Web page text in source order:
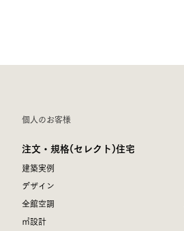
個人のお客様
注文・規格(セレクト)住宅
建築実例
デザイン
全館空調
㎥設計